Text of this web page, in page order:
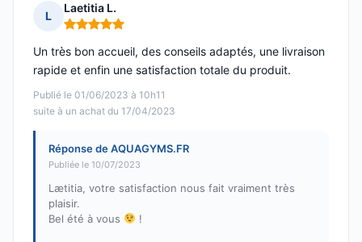
L
Laetitia L.
Note : 5 sur 5
Publié le 01/06/2023 à 10h11
suite à un achat du 17/04/2023
Un très bon accueil, des conseils adaptés, une livraison
rapide et enfin une satisfaction totale du produit.
Réponse de AQUAGYMS.FR
Publiée le 10/07/2023
Lætitia, votre satisfaction nous fait vraiment très
plaisir.
Bel été à vous
!